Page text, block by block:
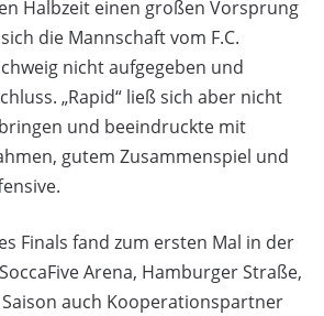
Halbzeit einen großen Vorsprung
die Mannschaft vom F.C.
nicht aufgegeben und
„Rapid“ ließ sich aber nicht
und beeindruckte mit
gutem Zusammenspiel und
Finals fand zum ersten Mal in der
Arena, Hamburger Straße,
auch Kooperationspartner